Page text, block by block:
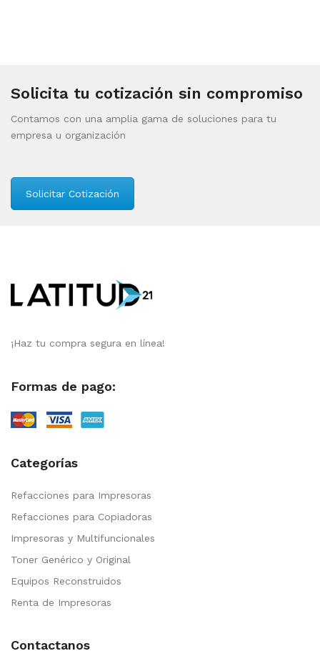
Solicita tu cotización sin compromiso
Contamos con una amplia gama de soluciones para tu
empresa u organización
Solicitar Cotización
¡Haz tu compra segura en línea!
Formas de pago:
Categorías
Refacciones para Impresoras
Refacciones para Copiadoras
Impresoras y Multifuncionales
Toner Genérico y Original
Equipos Reconstruidos
Renta de Impresoras
Contactanos